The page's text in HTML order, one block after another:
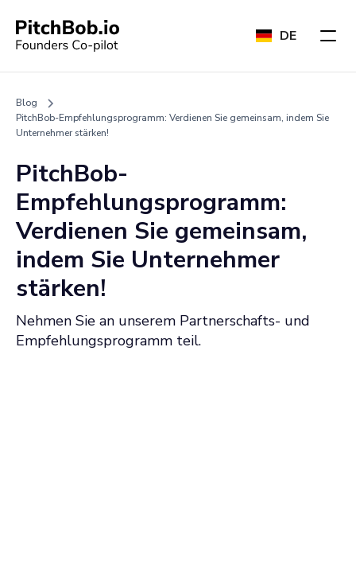
DE
Blog
PitchBob-Empfehlungsprogramm: Verdienen Sie gemeinsam, indem Sie
Unternehmer stärken!
PitchBob-
Empfehlungsprogramm:
Verdienen Sie gemeinsam,
indem Sie Unternehmer
stärken!
Nehmen Sie an unserem Partnerschafts- und
Empfehlungsprogramm teil.